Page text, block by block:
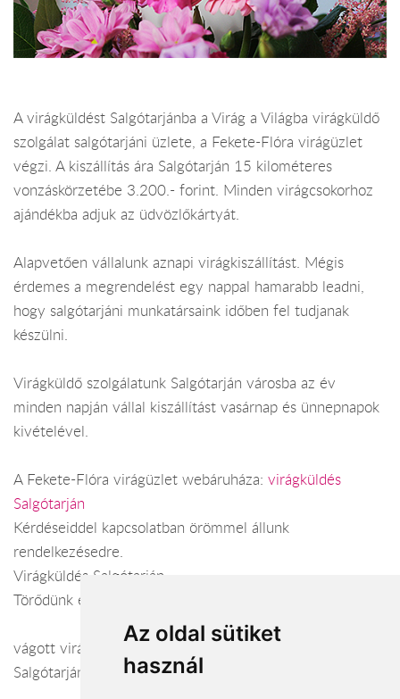
Az oldal sütiket
használ
A virágküldést Salgótarjánba a Virág a Világba virágküldő
szolgálat salgótarjáni üzlete, a Fekete-Flóra virágüzlet
végzi. A kiszállítás ára Salgótarján 15 kilométeres
vonzáskörzetébe 3.200.- forint. Minden virágcsokorhoz
ajándékba adjuk az üdvözlőkártyát.
Alapvetően vállalunk aznapi virágkiszállítást. Mégis
érdemes a megrendelést egy nappal hamarabb leadni,
hogy salgótarjáni munkatársaink időben fel tudjanak
készülni.
Virágküldő szolgálatunk Salgótarján városba az év
minden napján vállal kiszállítást vasárnap és ünnepnapok
kivételével.
A Fekete-Flóra virágüzlet webáruháza: virágküldés
Salgótarján
Kérdéseiddel kapcsolatban örömmel állunk
rendelkezésedre.
Virágküldés Salgótarján
Törődünk egymással
vágott virág, virág, csokrok, cserepes virág, virágküldés
Salgótarján, koszorú,